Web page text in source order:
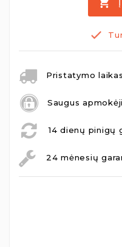
Pristatymo
Saugus
14 dienų pinigų
24 mėnesių